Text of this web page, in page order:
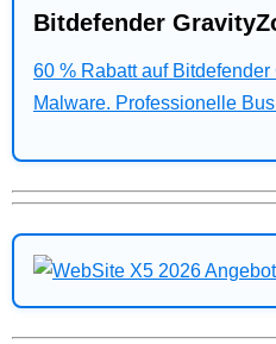
Bitdefender
60 % Rabatt auf
Malware. Professionelle